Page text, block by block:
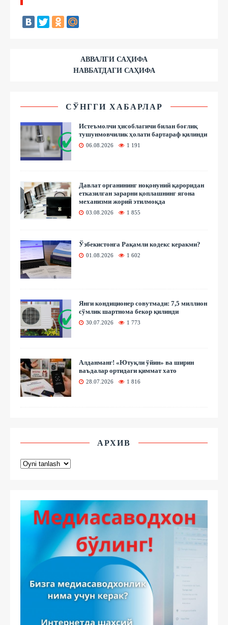
АВВАЛГИ САҲИФА
НАВБАТДАГИ САҲИФА
СЎНГГИ ХАБАРЛАР
Истеъмолчи ҳисоблагичи билан боғлиқ
тушунмовчилик ҳолати бартараф қилинди
06.08.2026 1 191
Давлат органининг ноқонуний қароридан
етказилган зарарни қоплашнинг ягона
механизми жорий этилмоқда
03.08.2026 1 855
Ўзбекистонга Рақамли кодекс керакми?
01.08.2026 1 602
Янги кондиционер совутмади: 7,5 миллион
сўмлик шартнома бекор қилинди
30.07.2026 1 773
Алданманг! «Ютуқли ўйин» ва ширин
ваъдалар ортидаги қиммат хато
28.07.2026 1 816
АРХИВ